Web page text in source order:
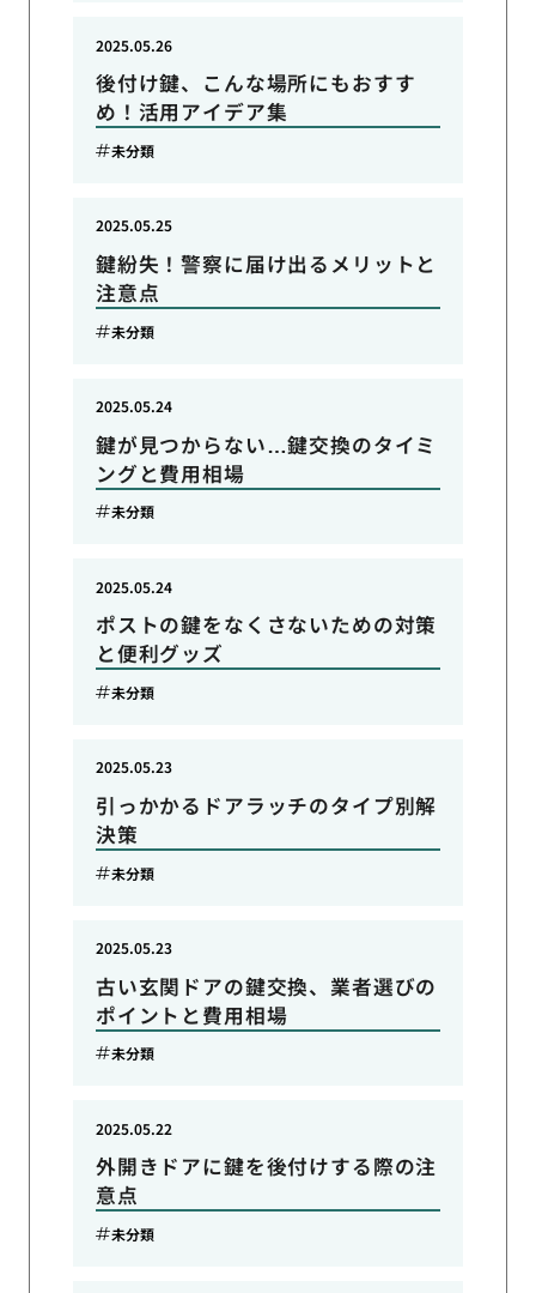
後付け鍵、こんな場所にもおすす
め！活用アイデア集
2025.05.26
未分類
鍵紛失！警察に届け出るメリットと
注意点
2025.05.25
未分類
鍵が見つからない…鍵交換のタイミ
ングと費用相場
2025.05.24
未分類
ポストの鍵をなくさないための対策
と便利グッズ
2025.05.24
未分類
引っかかるドアラッチのタイプ別解
決策
2025.05.23
未分類
古い玄関ドアの鍵交換、業者選びの
ポイントと費用相場
2025.05.23
未分類
外開きドアに鍵を後付けする際の注
意点
2025.05.22
未分類